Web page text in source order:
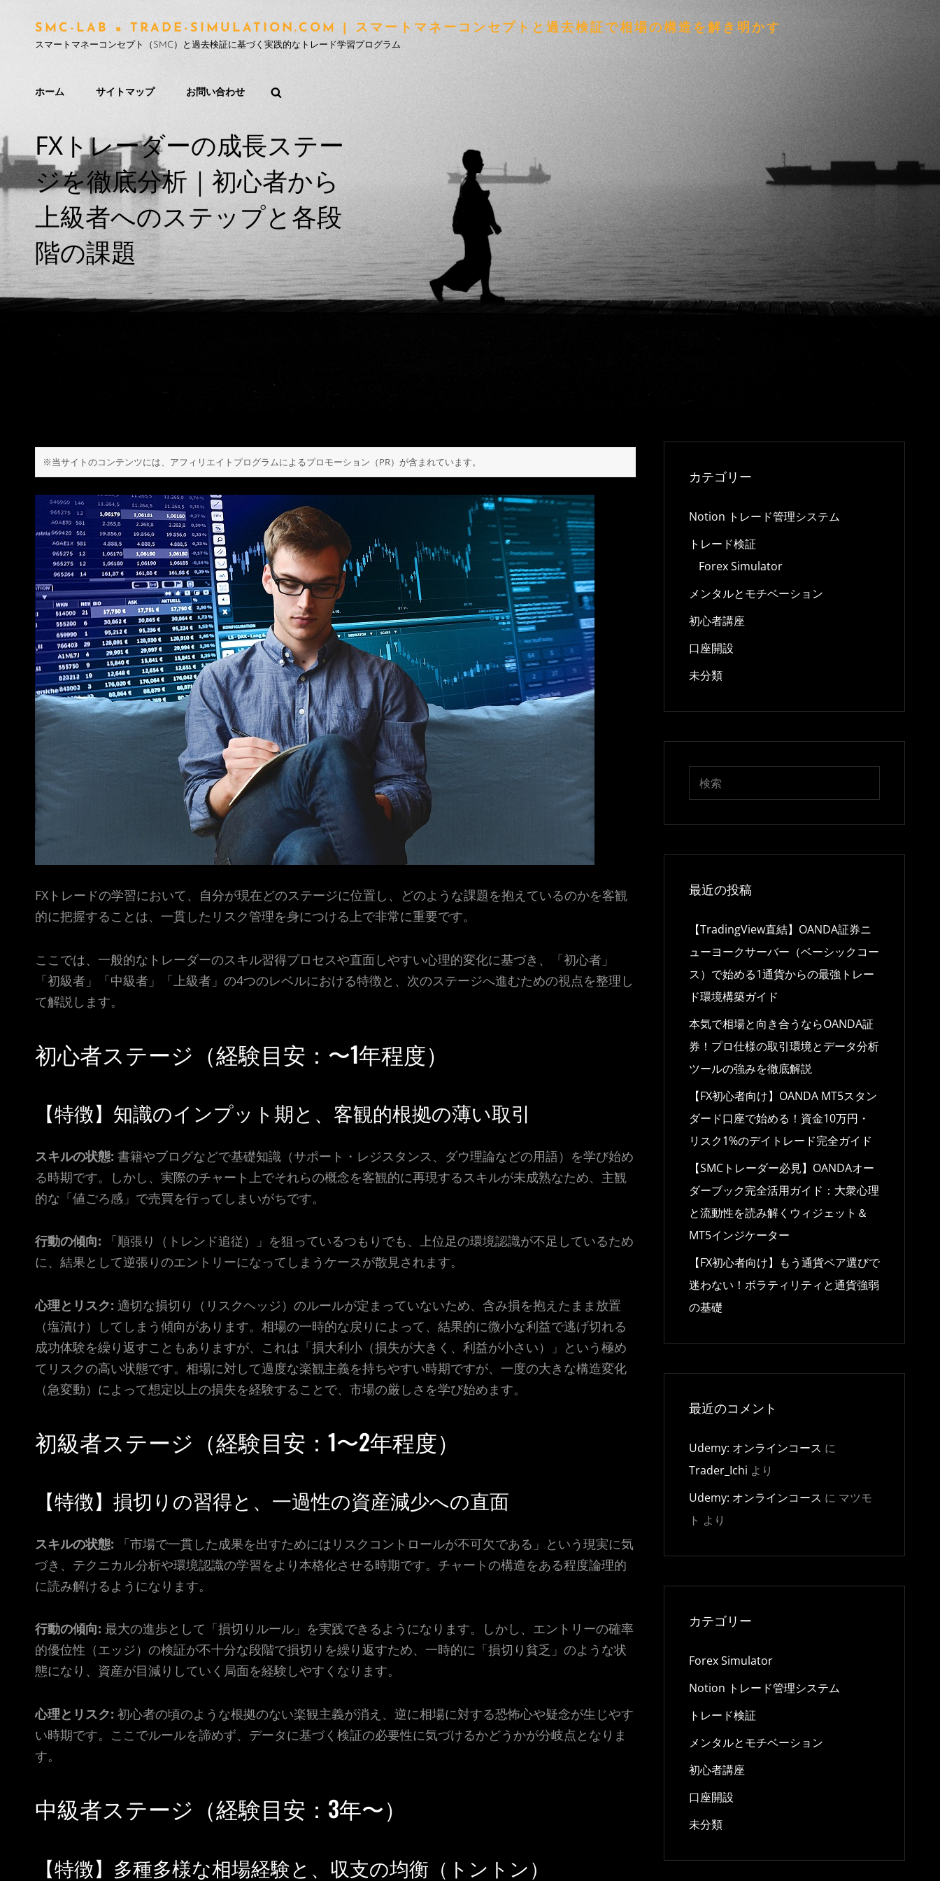
SMC-LAB × TRADE-SIMULATION.COM | スマートマネーコンセプトと過去検証で相場の構造を解き明かす
スマートマネーコンセプト（SMC）と過去検証に基づく実践的なトレード学習プログラム
ホーム サイトマップ お問い合わせ
FXトレーダーの成長ステー
ジを徹底分析｜初心者から
上級者へのステップと各段
階の課題
※当サイトのコンテンツには、アフィリエイトプログラムによるプロモーション（PR）が含まれています。
FXトレードの学習において、自分が現在どのステージに位置し、どのような課題を抱えているのかを客観
的に把握することは、一貫したリスク管理を身につける上で非常に重要です。
ここでは、一般的なトレーダーのスキル習得プロセスや直面しやすい心理的変化に基づき、「初心者」
「初級者」「中級者」「上級者」の4つのレベルにおける特徴と、次のステージへ進むための視点を整理し
て解説します。
初心者ステージ（経験目安：〜1年程度）
【特徴】知識のインプット期と、客観的根拠の薄い取引
スキルの状態: 書籍やブログなどで基礎知識（サポート・レジスタンス、ダウ理論などの用語）を学び始め
る時期です。しかし、実際のチャート上でそれらの概念を客観的に再現するスキルが未成熟なため、主観
的な「値ごろ感」で売買を行ってしまいがちです。
行動の傾向: 「順張り（トレンド追従）」を狙っているつもりでも、上位足の環境認識が不足しているため
に、結果として逆張りのエントリーになってしまうケースが散見されます。
心理とリスク: 適切な損切り（リスクヘッジ）のルールが定まっていないため、含み損を抱えたまま放置
（塩漬け）してしまう傾向があります。相場の一時的な戻りによって、結果的に微小な利益で逃げ切れる
成功体験を繰り返すこともありますが、これは「損大利小（損失が大きく、利益が小さい）」という極め
てリスクの高い状態です。相場に対して過度な楽観主義を持ちやすい時期ですが、一度の大きな構造変化
（急変動）によって想定以上の損失を経験することで、市場の厳しさを学び始めます。
初級者ステージ（経験目安：1〜2年程度）
【特徴】損切りの習得と、一過性の資産減少への直面
スキルの状態: 「市場で一貫した成果を出すためにはリスクコントロールが不可欠である」という現実に気
づき、テクニカル分析や環境認識の学習をより本格化させる時期です。チャートの構造をある程度論理的
に読み解けるようになります。
行動の傾向: 最大の進歩として「損切りルール」を実践できるようになります。しかし、エントリーの確率
的優位性（エッジ）の検証が不十分な段階で損切りを繰り返すため、一時的に「損切り貧乏」のような状
態になり、資産が目減りしていく局面を経験しやすくなります。
心理とリスク: 初心者の頃のような根拠のない楽観主義が消え、逆に相場に対する恐怖心や疑念が生じやす
い時期です。ここでルールを諦めず、データに基づく検証の必要性に気づけるかどうかが分岐点となりま
す。
中級者ステージ（経験目安：3年〜）
【特徴】多種多様な相場経験と、収支の均衡（トントン）
カテゴリー
Notion トレード管理システム
トレード検証
Forex Simulator
メンタルとモチベーション
初心者講座
口座開設
未分類
最近の投稿
【TradingView直結】OANDA証券ニ
ューヨークサーバー（ベーシックコー
ス）で始める1通貨からの最強トレー
ド環境構築ガイド
本気で相場と向き合うならOANDA証
券！プロ仕様の取引環境とデータ分析
ツールの強みを徹底解説
【FX初心者向け】OANDA MT5スタン
ダード口座で始める！資金10万円・
リスク1%のデイトレード完全ガイド
【SMCトレーダー必見】OANDAオー
ダーブック完全活用ガイド：大衆心理
と流動性を読み解くウィジェット＆
MT5インジケーター
【FX初心者向け】もう通貨ペア選びで
迷わない！ボラティリティと通貨強弱
の基礎
最近のコメント
Udemy: オンラインコース に
Trader_Ichi より
Udemy: オンラインコース に マツモ
ト より
カテゴリー
Forex Simulator
Notion トレード管理システム
トレード検証
メンタルとモチベーション
初心者講座
口座開設
未分類